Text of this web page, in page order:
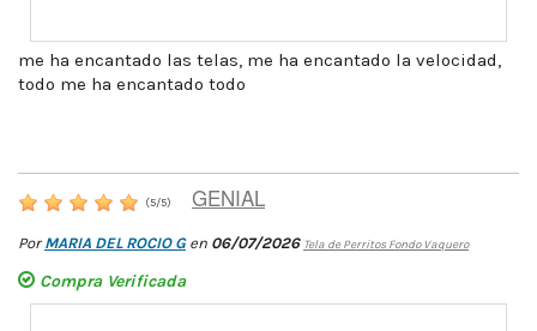
me ha encantado las telas, me ha encantado la velocidad,
todo me ha encantado todo
(5/5) GENIAL
Por MARIA DEL ROCIO Gen 06/07/2026 Tela de Perritos Fondo Vaquero
Compra Verificada